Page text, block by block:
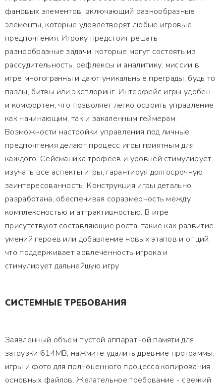
фановых элементов, включающий разнообразные
элементы, которые удовлетворят любые игровые
предпочтения. Игроку предстоит решать
разнообразные задачи, которые могут состоять из
рассудительность, рефлексы и аналитику. миссии в
игре многогранны и дают уникальные преграды, будь то
пазлы, битвы или эксплоринг. Интерфейс игры удобен
и комфортен, что позволяет легко освоить управление
как начинающим, так и закалённым геймерам.
Возможности настройки управления под личные
предпочтения делают процесс игры приятным для
каждого. Сейсманика трофеев и уровней стимулирует
изучать все аспекты игры, гарантируя долгосрочную
заинтересованность. Конструкция игры детально
разработана, обеспечивая соразмерность между
комплексностью и аттрактивностью. В игре
присутствуют составляющие роста, такие как развитие
умений героев или добавление новых этапов и опций,
что поддерживает вовлечённость игрока и
стимулирует дальнейшую игру.
СИСТЕМНЫЕ ТРЕБОВАНИЯ
Заявленный объем пустой аппаратной памяти для
загрузки 614MB, нажмите удалить древние программы,
игры и фото для полноценного процесса копирования
основных файлов. Желательное требование - свежий